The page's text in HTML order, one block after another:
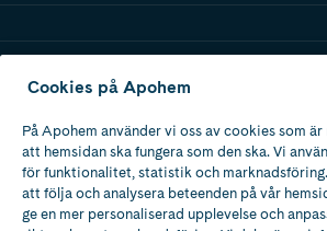
Apotek med tillstånd
av Läkemedelsverket
Cookies på Apohem
På Apohem använder vi oss av cookies som
att hemsidan ska fungera som den ska. Vi
för funktionalitet, statistik och
att följa och analysera beteenden på vår
ge en mer personaliserad upplevelse och